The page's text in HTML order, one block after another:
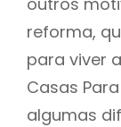
reforma,
para viver
Casas
algumas